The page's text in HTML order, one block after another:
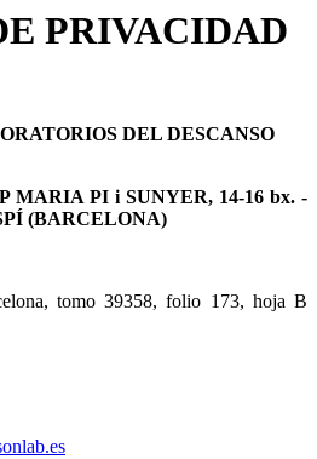
PRIVACIDAD
DEL DESCANSO
MARIA PI i SUNYER, 14-16 bx. -
(BARCELONA)
tomo 39358, folio 173, hoja B